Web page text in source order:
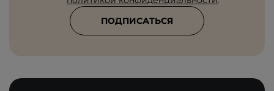
ПОДПИСАТЬСЯ